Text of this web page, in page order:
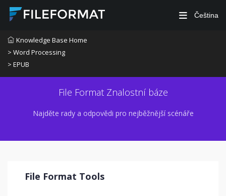
Čeština
Knowledge Base Home
> Word Processing
> EPUB
File Format Znalostní báze
Najděte rady a odpovědi pro nejběžnější scénáře
File Format Tools